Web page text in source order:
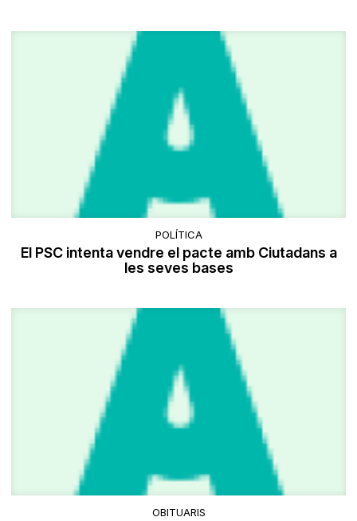
POLÍTICA
El PSC intenta vendre el pacte amb Ciutadans a
les seves bases
OBITUARIS